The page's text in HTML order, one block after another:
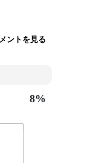
ントを見る
8%